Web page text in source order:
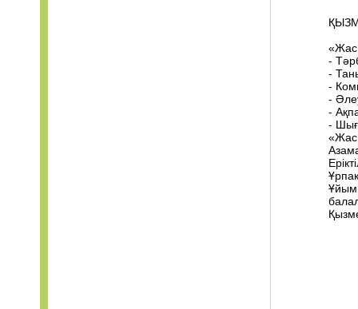
«Жас
-
-
-
-
-
-
«Жас